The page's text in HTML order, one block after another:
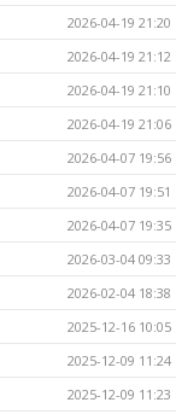
2026-04-19 21:20
2026-04-19 21:12
2026-04-19 21:10
2026-04-19 21:06
2026-04-07 19:56
2026-04-07 19:51
2026-04-07 19:35
2026-03-04 09:33
2026-02-04 18:38
2025-12-16 10:05
2025-12-09 11:24
2025-12-09 11:23